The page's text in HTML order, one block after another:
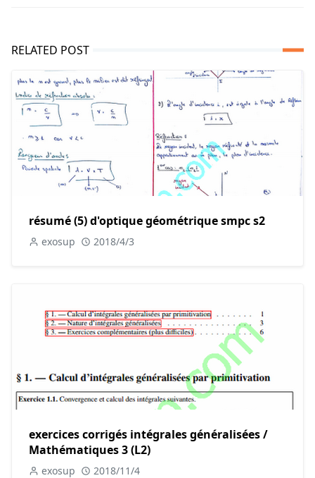
RELATED POST
résumé (5) d'optique géométrique smpc s2
exosup 2018/4/3
exercices corrigés intégrales généralisées /
Mathématiques 3 (L2)
exosup 2018/11/4